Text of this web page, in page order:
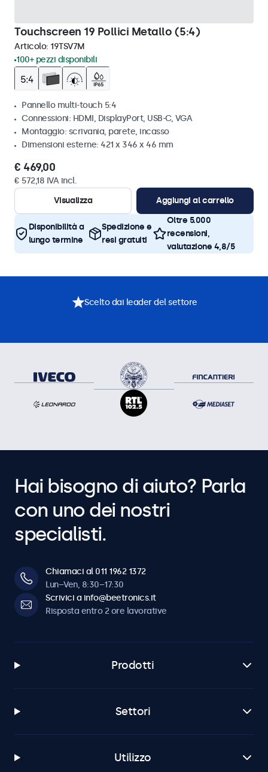
Touchscreen 19 Pollici Metallo (5:4)
Articolo: 19TSV7M
100+ pezzi disponibili
Pannello multi-touch 5:4
Connessioni: HDMI, DisplayPort, USB-C, VGA
Montaggio: scrivania, parete, incasso
Dimensioni esterne: 421 x 346 x 46 mm
€ 469,00
€ 572,18 IVA incl.
Visualizza
Aggiungi al carrello
Disponibilità a
lungo termine
Spedizione e
resi gratuiti
Oltre 5.000
recensioni,
valutazione 4,8/5
Scelto dai leader del settore
Hai bisogno di aiuto? Parla
con uno dei nostri
specialisti.
Chiamaci al 011 1962 1372
Lun–Ven, 8:30–17:30
Scrivici a info@beetronics.it
Risposta entro 2 ore lavorative
Prodotti
Settori
Utilizzo